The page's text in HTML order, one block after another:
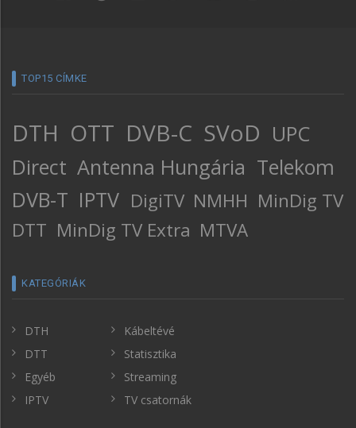
TOP15 CÍMKE
DTH OTT DVB-C SVoD UPC
Direct Antenna Hungária Telekom
DVB-T IPTV DigiTV NMHH MinDig TV
DTT MinDig TV Extra MTVA
KATEGÓRIÁK
DTH
DTT
Egyéb
IPTV
Kábeltévé
Statisztika
Streaming
TV csatornák